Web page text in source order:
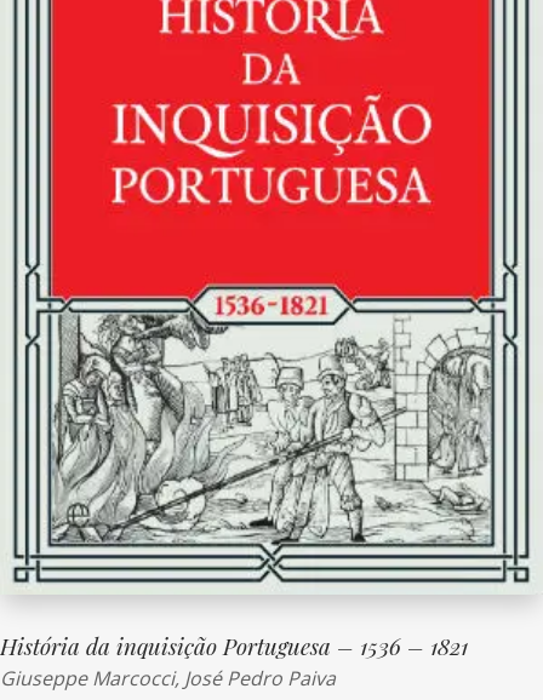
História da inquisição Portuguesa – 1536 – 1821
Giuseppe Marcocci, José Pedro Paiva